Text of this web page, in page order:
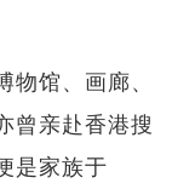
馆、画廊、
曾亲赴香港搜
是家族于